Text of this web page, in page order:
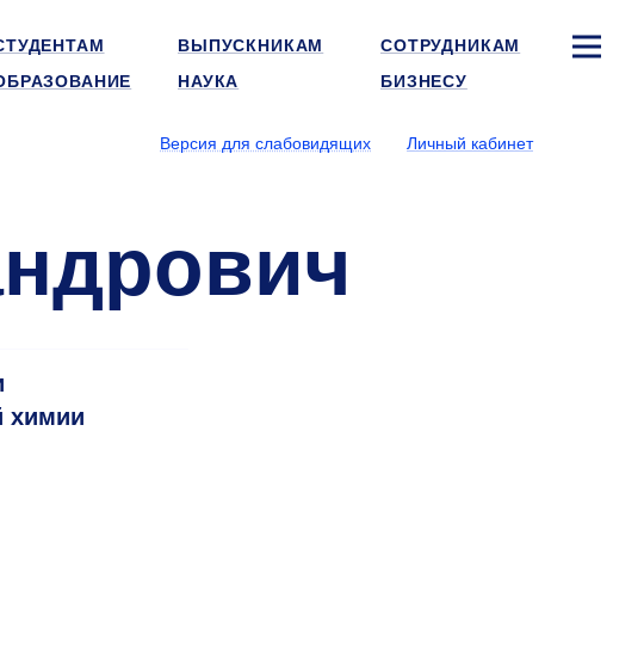
ВЫПУСКНИКАМ
СОТРУДНИКАМ
НАУКА БИЗНЕСУ
Версия для слабовидящих
Личный кабинет
химии